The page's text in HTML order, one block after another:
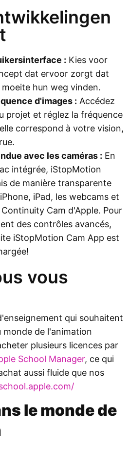
: Kies voor
dat ervoor zorgt dat
hun weg vinden.
d'images : Accédez
projet et réglez la fréquence
correspond à votre vision,
avec les caméras : En
intégrée, iStopMotion
de manière transparente
iPad, les webcams et
Cam d'Apple. Pour
des contrôles avancés,
iStopMotion Cam App est
vous
qui souhaitent
monde de l'animation
plusieurs licences par
School Manager, ce qui
aussi fluide que nos
le monde de